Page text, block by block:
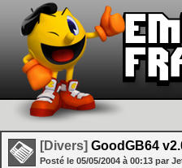
[Divers] GoodGB64
Posté le 05/05/2004 à 00:13 par